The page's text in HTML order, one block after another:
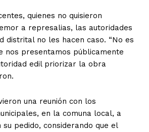
quienes no quisieron
a represalias, las autoridades
distrital no les hacen caso. “No es
nos presentamos públicamente
edil priorizar la obra
una reunión con los
en la comuna local, a
pedido, considerando que el